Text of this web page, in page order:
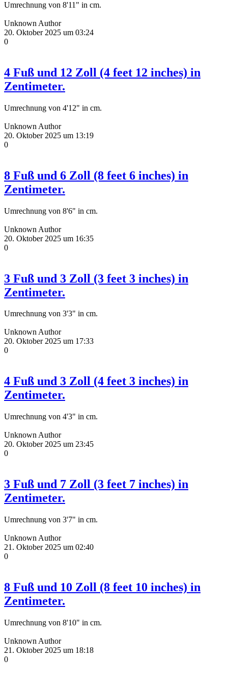
Umrechnung von 8'11" in cm.
Unknown Author
20. Oktober 2025 um 03:24
0
4 Fuß und 12 Zoll (4 feet 12 inches) in
Zentimeter.
Umrechnung von 4'12" in cm.
Unknown Author
20. Oktober 2025 um 13:19
0
8 Fuß und 6 Zoll (8 feet 6 inches) in
Zentimeter.
Umrechnung von 8'6" in cm.
Unknown Author
20. Oktober 2025 um 16:35
0
3 Fuß und 3 Zoll (3 feet 3 inches) in
Zentimeter.
Umrechnung von 3'3" in cm.
Unknown Author
20. Oktober 2025 um 17:33
0
4 Fuß und 3 Zoll (4 feet 3 inches) in
Zentimeter.
Umrechnung von 4'3" in cm.
Unknown Author
20. Oktober 2025 um 23:45
0
3 Fuß und 7 Zoll (3 feet 7 inches) in
Zentimeter.
Umrechnung von 3'7" in cm.
Unknown Author
21. Oktober 2025 um 02:40
0
8 Fuß und 10 Zoll (8 feet 10 inches) in
Zentimeter.
Umrechnung von 8'10" in cm.
Unknown Author
21. Oktober 2025 um 18:18
0